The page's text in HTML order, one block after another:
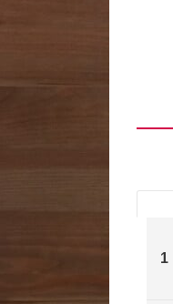
1